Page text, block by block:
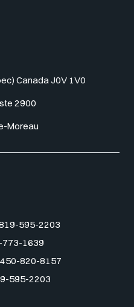
Canada J0V 1V0
2900
Moreau
595-2203
1639
450-820-8157
595-2203